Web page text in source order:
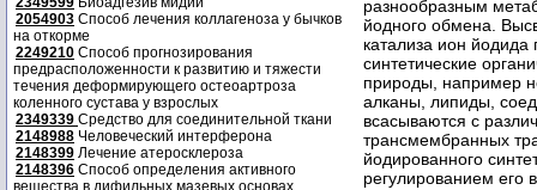
2054903 Способ лечения коллагеноза у бычков
на откорме
2249210 Способ прогнозирования
предрасположенности к развитию и тяжести
течения деформирующего остеоартроза
коленного сустава у взрослых
2349339 Средство для соединительной ткани
2148988 Человеческий интерферона
2148399 Лечение атеросклероза
2148396 Способ определения активного
вещества в дифильных мазевых основах